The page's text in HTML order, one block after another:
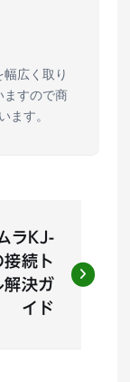
広く取り
すので商
ます。
ラKJ-
続ト
解決ガ
イド